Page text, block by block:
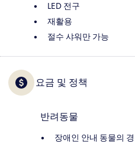
LED 전구
재활용
절수 샤워만 가능
요금 및 정책
반려동물
장애인 안내 동물의